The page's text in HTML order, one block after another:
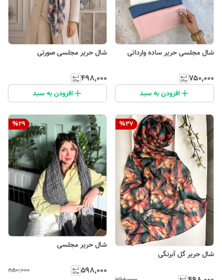
شال مجلسی حریر ساده وارداتی
۷۵۰٬۰۰۰
افزودن به سبد
شال حریر مجلسی صورتی
۴۹۸٬۰۰۰
افزودن به سبد
%37
شال حریر گل آبرنگی
%29
شال حریر مجلسی
۵۹۸٬۰۰۰ ۸۵۰٬۰۰۰